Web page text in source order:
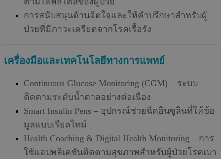
การสนับสนุนด้านจิตใจและให้คำปรึกษาสำหรับผู้
ป่วยที่มีภาวะเครียดจากโรคเรื้อรัง
เครื่องมือและเทคโนโลยีทางการแพทย์
Continuous Glucose Monitoring (CGM) – ระบบ
ติดตามระดับน้ำตาลอย่างต่อเนื่อง
Smart Insulin Pens – อุปกรณ์ช่วยฉีดอินซูลินที่ให้ข้อ
มูลแบบเรียลไทม์
Health Coaching & Digital Health Monitoring – การ
ใช้แอปพลิเคชันติดตามสุขภาพสำหรับผู้ป่วยโรคเบา